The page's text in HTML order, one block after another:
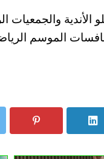
الأندية والجمعيات
الموسم